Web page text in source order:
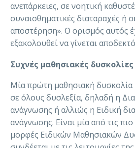
ανεπάρκειες, σε νοητική
συναισθηματικές διαταραχές ή
αποστέρηση». Ο ορισμός αυτός
εξακολουθεί να γίνεται
Συχνές μαθησιακές δυσκολίες
Μία πρώτη μαθησιακή δυσκολία
σε όλους δυσλεξία, δηλαδή η
ανάγνωσης ή αλλιώς η Ειδική
ανάγνωσης. Είναι μία από τις
μορφές Ειδικών Μαθησιακών